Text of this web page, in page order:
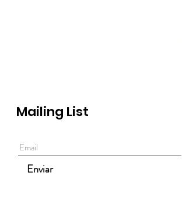
Enviar
Mailing List